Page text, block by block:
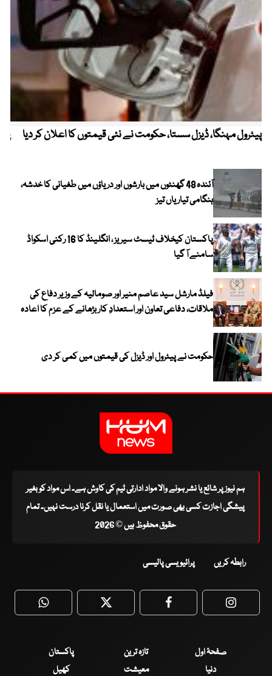
پیٹرول مہنگا، ڈیزل سستا، حکومت نے نئی قیمتوں کا اعلان کر دیا
آئندہ 48 گھنٹوں میں بارشوں اور دریاؤں میں طغیانی کا خدشہ،
ہنگامی تیاریاں تیز
پاکستان کیخلاف ٹیسٹ سیریز ، انگلینڈ کا 16 رکنی اسکواڈ
سامنے آ گیا
فیلڈ مارشل سید عاصم منیر اور صومالیہ کے وزیر دفاع کی
ملاقات، دفاعی تعاون اور استعدادِ کار بڑھانے کے عزم کا اعادہ
حکومت نے پیٹرول اور ڈیزل کی قیمتوں میں کمی کر دی
ہم نیوز پر شائع یا نشر ہونے والا مواد ادارتی ٹیم کی کاوش ہے۔ اس مواد کو بغیر
پیشگی اجازت کسی بھی صورت میں استعمال یا نقل کرنا درست نہیں۔ تمام
حقوق محفوظ ہیں © 2026
رابطہ کریں پرائیویسی پالیسی
WhatsApp Twitter Facebook
صفحۂ اول تازہ ترین
پاکستان
دنیا
معیشت کھیل